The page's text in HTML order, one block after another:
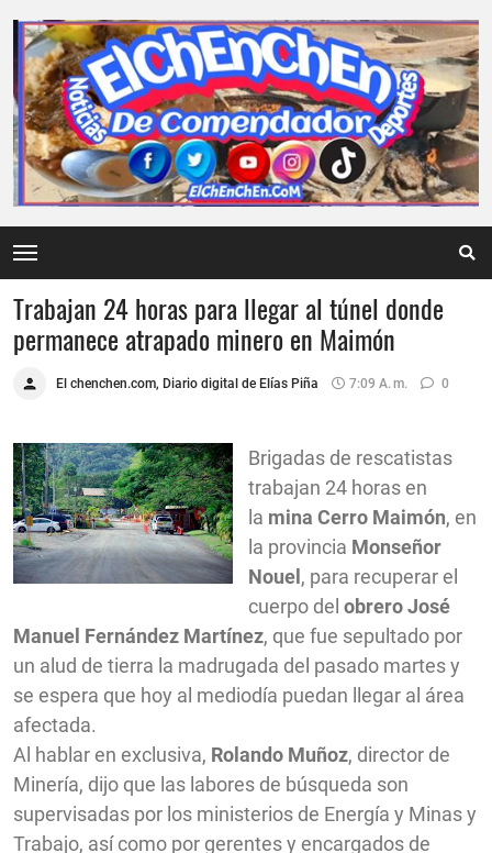
Trabajan 24 horas para llegar al túnel donde
permanece atrapado minero en Maimón
El chenchen.com, Diario digital de Elías Piña 7:09 A. M. 0
Brigadas de rescatistas
trabajan 24 horas en
la mina Cerro Maimón, en
la provincia Monseñor
Nouel , para recuperar el
cuerpo del obrero José
Manuel Fernández Martínez, que fue sepultado por
un alud de tierra la madrugada del pasado martes y
se espera que hoy al mediodía puedan llegar al área
afectada.
Al hablar en exclusiva, Rolando Muñoz, director de
Minería, dijo que las labores de búsqueda son
supervisadas por los ministerios de Energía y Minas y
Trabajo, así como por gerentes y encargados de